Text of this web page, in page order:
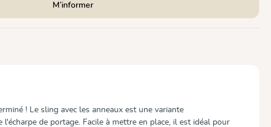
M’informer
! Le sling avec les anneaux est une variante
l'écharpe de portage. Facile à mettre en place, il est idéal pour